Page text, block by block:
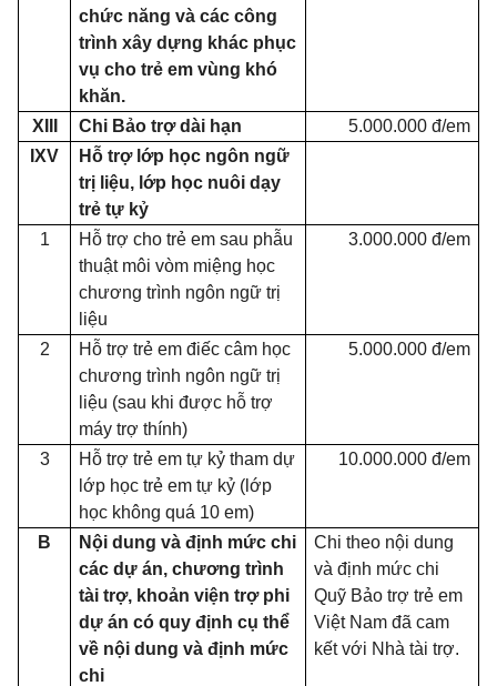
chức năng và các công
trình xây dựng khác phục
vụ cho trẻ em vùng khó
khăn.
XIII Chi Bảo trợ dài hạn
5.000.000 đ/em
IXV
Hỗ trợlớp học ngôn ngữ
trị liệu, lớp học nuôi dạy
trẻ tự kỷ
1
Hỗ trợ cho trẻ em sau phẫu
thuật môi vòm miệng học
chương trình ngôn ngữ trị
liệu
3.000.000 đ/em
2
Hỗ trợ trẻ em điếc câm học
chương trình ngôn ngữ trị
liệu (sau khi được hỗ trợ
máy trợ thính)
5.000.000 đ/em
3
Hỗ trợ trẻ em tự kỷ tham dự
lớp học trẻ em tự kỷ (lớp
học không quá 10 em)
10.000.000 đ/em
B
Nội dung và định mức chi
các dự án, chương trình
tài trợ, khoản viện trợ phi
dự án có quy định cụ thể
về nội dung và định mức
chi
Chi theo nội dung
và định mức chi
Quỹ Bảo trợ trẻ em
Việt Nam đã cam
kết với Nhà tài trợ.